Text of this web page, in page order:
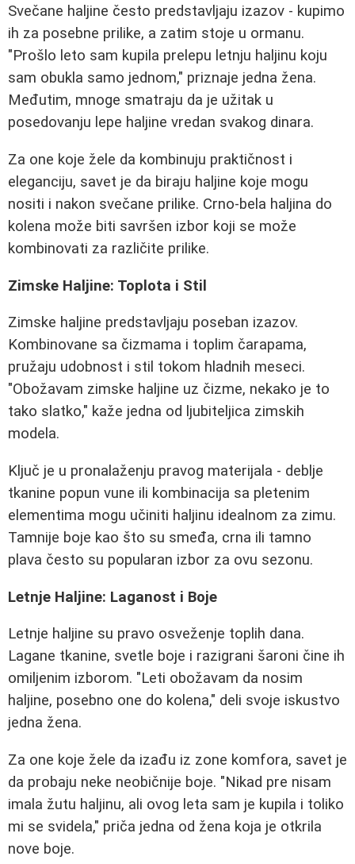
Svečane haljine često predstavljaju izazov - kupimo
ih za posebne prilike, a zatim stoje u ormanu.
"Prošlo leto sam kupila prelepu letnju haljinu koju
sam obukla samo jednom," priznaje jedna žena.
Međutim, mnoge smatraju da je užitak u
posedovanju lepe haljine vredan svakog dinara.
Za one koje žele da kombinuju praktičnost i
eleganciju, savet je da biraju haljine koje mogu
nositi i nakon svečane prilike. Crno-bela haljina do
kolena može biti savršen izbor koji se može
kombinovati za različite prilike.
Zimske Haljine: Toplota i Stil
Zimske haljine predstavljaju poseban izazov.
Kombinovane sa čizmama i toplim čarapama,
pružaju udobnost i stil tokom hladnih meseci.
"Obožavam zimske haljine uz čizme, nekako je to
tako slatko," kaže jedna od ljubiteljica zimskih
modela.
Ključ je u pronalaženju pravog materijala - deblje
tkanine popun vune ili kombinacija sa pletenim
elementima mogu učiniti haljinu idealnom za zimu.
Tamnije boje kao što su smeđa, crna ili tamno
plava često su popularan izbor za ovu sezonu.
Letnje Haljine: Laganost i Boje
Letnje haljine su pravo osveženje toplih dana.
Lagane tkanine, svetle boje i razigrani šaroni čine ih
omiljenim izborom. "Leti obožavam da nosim
haljine, posebno one do kolena," deli svoje iskustvo
jedna žena.
Za one koje žele da izađu iz zone komfora, savet je
da probaju neke neobičnije boje. "Nikad pre nisam
imala žutu haljinu, ali ovog leta sam je kupila i toliko
mi se svidela," priča jedna od žena koja je otkrila
nove boje.